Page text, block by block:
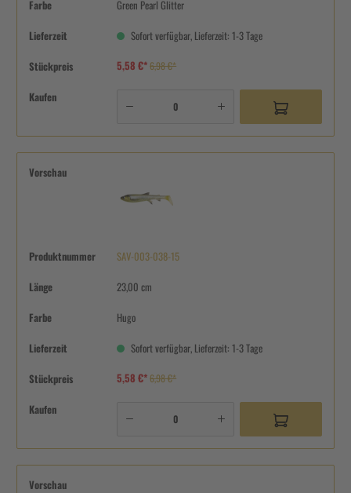
Farbe Green Pearl Glitter
Lieferzeit Sofort verfügbar, Lieferzeit: 1-3 Tage
Stückpreis 5,58 €*6,98 €*
Kaufen
Vorschau
Produktnummer SAV-003-038-15
Länge 23,00 cm
Farbe Hugo
Lieferzeit Sofort verfügbar, Lieferzeit: 1-3 Tage
Stückpreis 5,58 €*6,98 €*
Kaufen
Vorschau